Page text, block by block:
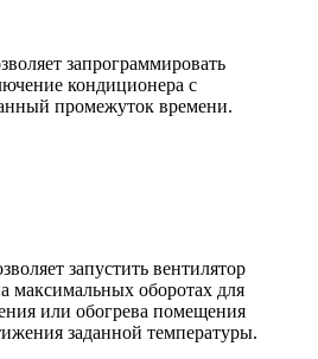
запрограммировать
кондиционера с
промежуток времени.
запустить вентилятор
максимальных оборотах для
или обогрева помещения
заданной температуры.